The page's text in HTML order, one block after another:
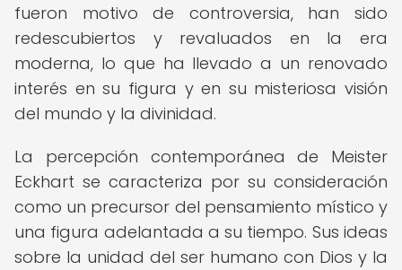
fueron motivo de controversia, han sido
redescubiertos y revaluados en la era
moderna, lo que ha llevado a un renovado
interés en su figura y en su misteriosa visión
del mundo y la divinidad.
La percepción contemporánea de Meister
Eckhart se caracteriza por su consideración
como un precursor del pensamiento místico y
una figura adelantada a su tiempo. Sus ideas
sobre la unidad del ser humano con Dios y la